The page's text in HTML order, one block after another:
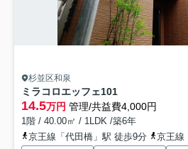
杉並区和泉
ミラコロエッフェ101
14.5万円 管理/共益費4,000円
1階 / 40.00㎡ / 1LDK /築6年
京王線「代田橋」駅 徒歩9分
京王線